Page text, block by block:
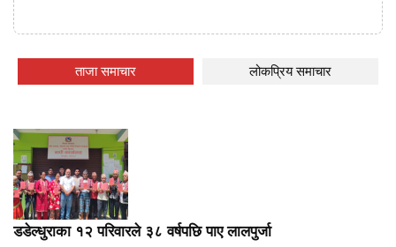
ताजा समाचार लोकप्रिय समाचार
डडेल्धुराका १२ परिवारले ३८ वर्षपछि पाए लालपुर्जा